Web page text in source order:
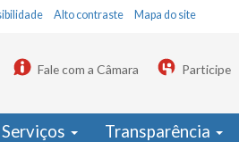
Alto contraste Mapa do site
Fale com a Câmara Participe
Serviços Transparência